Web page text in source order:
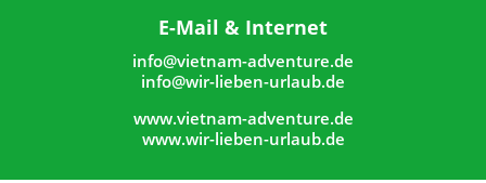
E-Mail & Internet
info@vietnam-adventure.de
info@wir-lieben-urlaub.de
www.vietnam-adventure.de
www.wir-lieben-urlaub.de